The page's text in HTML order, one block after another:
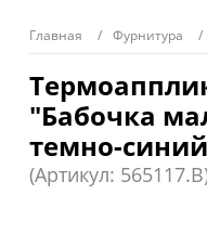
Главная Фурнитура
"Бабочка
темно-
(Артикул: